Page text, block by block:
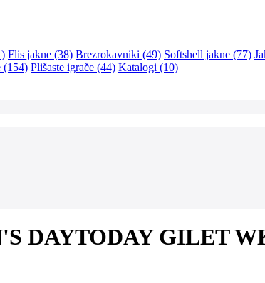
Flis jakne (38) Brezrokavniki (49) Softshell jakne (77)
(154) Plišaste igrače (44) Katalogi (10)
DAYTODAY GILET